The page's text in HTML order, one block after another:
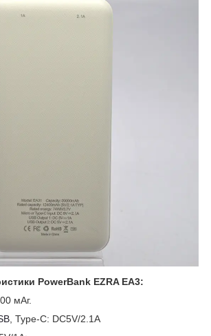
PowerBank EZRA EA3:
мАг.
, Type-C: DC5V/2.1A